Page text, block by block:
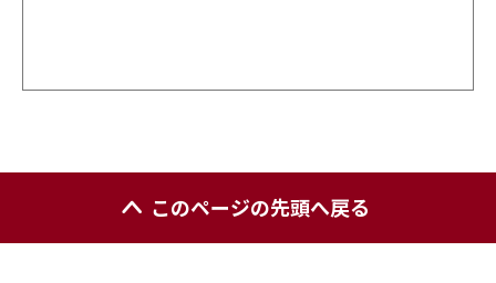
このページの先頭へ戻る